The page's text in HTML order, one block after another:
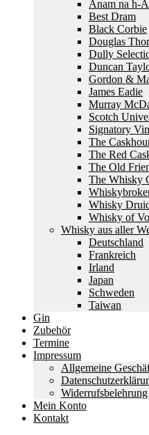
Anam na h-
Best Dram
Black Corbie
Douglas
Dully
Duncan
Gordon &
James Eadie
Murray
Scotch
Signatory
The
The Red
The Old
The Whisky
Whisky
Whisky of
Whisky aus aller
Deutschland
Frankreich
Irland
Japan
Schweden
Taiwan
Gin
Zubehör
Termine
Impressum
Allgemeine
Widerrufsbelehrung
Mein Konto
Kontakt